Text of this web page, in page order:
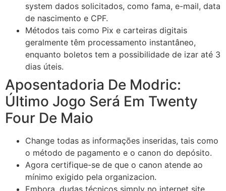
system dados solicitados, como fama, e-mail, data
de nascimento e CPF.
Métodos tais como Pix e carteiras digitais
geralmente têm processamento instantâneo,
enquanto boletos tem a possibilidade de izar até 3
dias úteis.
Aposentadoria De Modric:
Último Jogo Será Em Twenty
Four De Maio
Change todas as informações inseridas, tais como
o método de pagamento e o canon do depósito.
Agora certifique-se de que o canon atende ao
mínimo exigido pela organizacion.
Embora, dudas técnicos simply no internet site